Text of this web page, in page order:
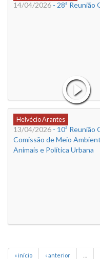
14/04/2026 - 28ª Reunião
Helvécio Arantes
13/04/2026 - 10ª Reunião
Comissão de Meio
Animais e Política Urbana
« início ‹ anterior